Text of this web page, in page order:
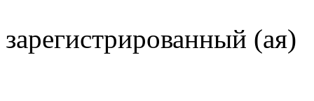
зарегистрированный (ая)